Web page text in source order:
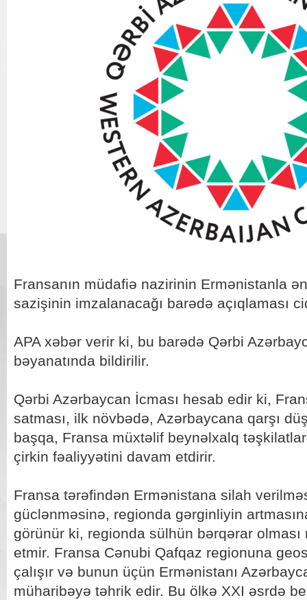
Fransanın müdafiə nazirinin Ermənistanla
sazişinin imzalanacağı barədə açıqlaması
APA xəbər verir ki, bu barədə Qərbi
bəyanatında bildirilir.
Qərbi Azərbaycan İcması hesab edir ki,
satması, ilk növbədə, Azərbaycana qarşı
başqa, Fransa müxtəlif beynəlxalq
çirkin fəaliyyətini davam etdirir.
Fransa tərəfindən Ermənistana silah
güclənməsinə, regionda gərginliyin
görünür ki, regionda sülhün bərqərar
etmir. Fransa Cənubi Qafqaz regionuna
çalışır və bunun üçün Ermənistanı
müharibəyə təhrik edir. Bu ölkə XXI əsrdə